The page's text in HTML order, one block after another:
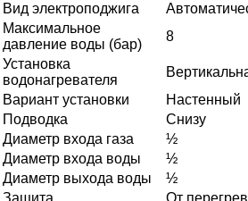
Вид электроподжига
Максимальное
давление воды (бар)
8
Установка
водонагревателя
Вариант установки
Настенный
Подводка
Снизу
Диаметр входа газа
½
Диаметр входа воды
½
Диаметр выхода воды
½